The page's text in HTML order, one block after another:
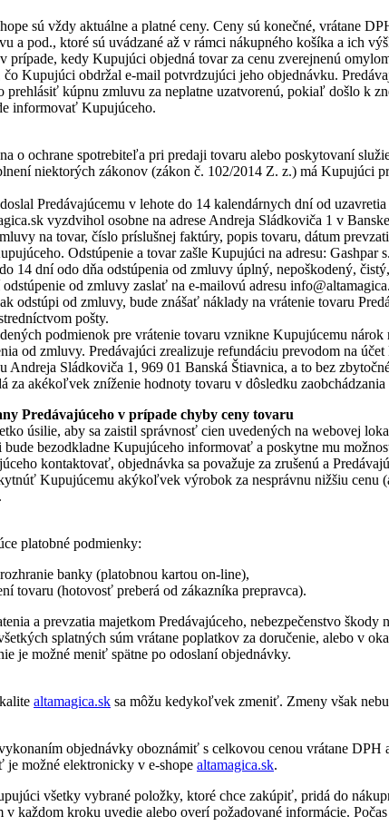
sú vždy aktuálne a platné ceny. Ceny sú konečné, vrátane
a pod., ktoré sú uvádzané až v rámci nákupného košíka a ich
prípade, kedy Kupujúci objedná tovar za cenu zverejnenú
Kupujúci obdržal e-mail potvrdzujúci jeho objednávku.
prehlásiť kúpnu zmluvu za neplatne uzatvorenú, pokiaľ došlo k
informovať Kupujúceho.
o ochrane spotrebiteľa pri predaji tovaru alebo poskytovaní
niektorých zákonov (zákon č. 102/2014 Z. z.) má
Predávajúcemu v lehote do 14 kalendárnych dní od
vyzdvihol osobne na adrese Andreja Sládkoviča 1 v
na tovar, číslo príslušnej faktúry, popis tovaru, dátum
Odstúpenie a tovar zašle Kupujúci na adresu: Gashpar
14 dní odo dňa odstúpenia od zmluvy úplný, nepoškodený,
od zmluvy zaslať na e-mailovú adresu
odstúpi od zmluvy, bude znášať náklady na vrátenie tovaru
pošty.
podmienok pre vrátenie tovaru vznikne Kupujúcemu
od zmluvy. Predávajúci zrealizuje refundáciu prevodom na
Andreja Sládkoviča 1, 969 01 Banská Štiavnica, a to bez
za akékoľvek zníženie hodnoty tovaru v dôsledku
Predávajúceho v prípade chyby ceny tovaru
úsilie, aby sa zaistil správnosť cien uvedených na webovej
bezodkladne Kupujúceho informovať a poskytne mu
kontaktovať, objednávka sa považuje za zrušenú a
Kupujúcemu akýkoľvek výrobok za nesprávnu nižšiu cenu
platobné podmienky:
banky (platobnou kartou on-line),
tovaru (hotovosť preberá od zákazníka prepravca).
a prevzatia majetkom Predávajúceho, nebezpečenstvo
splatných súm vrátane poplatkov za doručenie, alebo v
je možné meniť spätne po odoslaní objednávky.
altamagica.sk sa môžu kedykoľvek zmeniť. Zmeny však
objednávky oboznámiť s celkovou cenou vrátane
možné elektronicky v e-shope altamagica.sk.
všetky vybrané položky, ktoré chce zakúpiť, pridá do
každom kroku uvedie alebo overí požadované informácie.